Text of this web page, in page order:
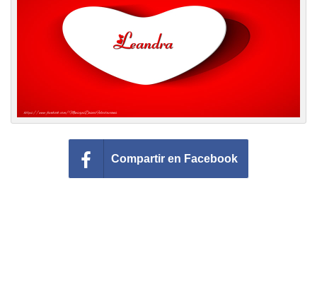
Felicitaciones días del año
Felicitaciones musicales
Entrar
Compartir en Facebook